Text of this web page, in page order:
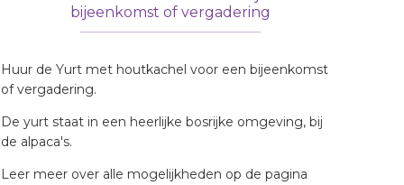
bijeenkomst of vergadering
Huur de Yurt met houtkachel voor een bijeenkomst
of vergadering.
De yurt staat in een heerlijke bosrijke omgeving, bij
de alpaca's.
Leer meer over alle mogelijkheden op de pagina